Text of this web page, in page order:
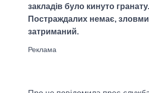
закладів було кинуто гранату.
Постраждалих немає,
затриманий.